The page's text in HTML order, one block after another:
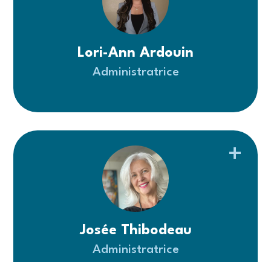
Lori-Ann Ardouin
Administratrice
Josée Thibodeau
Administratrice